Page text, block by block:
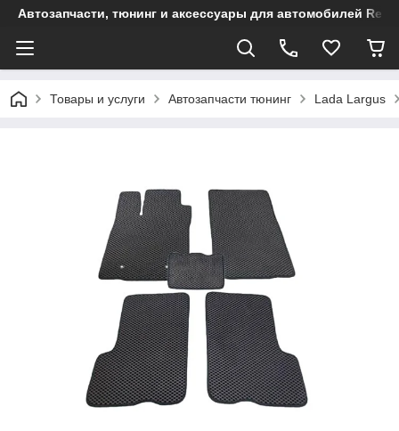
Автозапчасти, тюнинг и аксессуары для автомобилей
Товары и услуги Автозапчасти тюнинг Lada Largus